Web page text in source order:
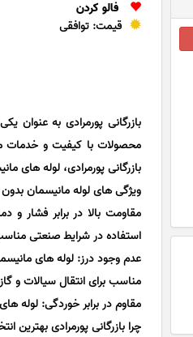
فالو کردن
قیمت: توافقی
بازرگانی پورمرادی به عنوان
محصولات با کیفیت و خدمات
بازرگانی پورمرادی، لوله های
ویژگی های لوله مانیسمان
مقاومت بالا در برابر فشار و
استفاده در شرایط صنعتی
عدم وجود درز: لوله های
مناسب برای انتقال سیالات و
مقاوم در برابر خوردگی: لوله
چرا بازرگانی پورمرادی بهترین